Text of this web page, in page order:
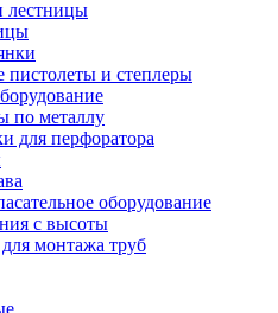
лестницы
пистолеты и степлеры
по металлу
для перфоратора
оборудование
с высоты
монтажа труб